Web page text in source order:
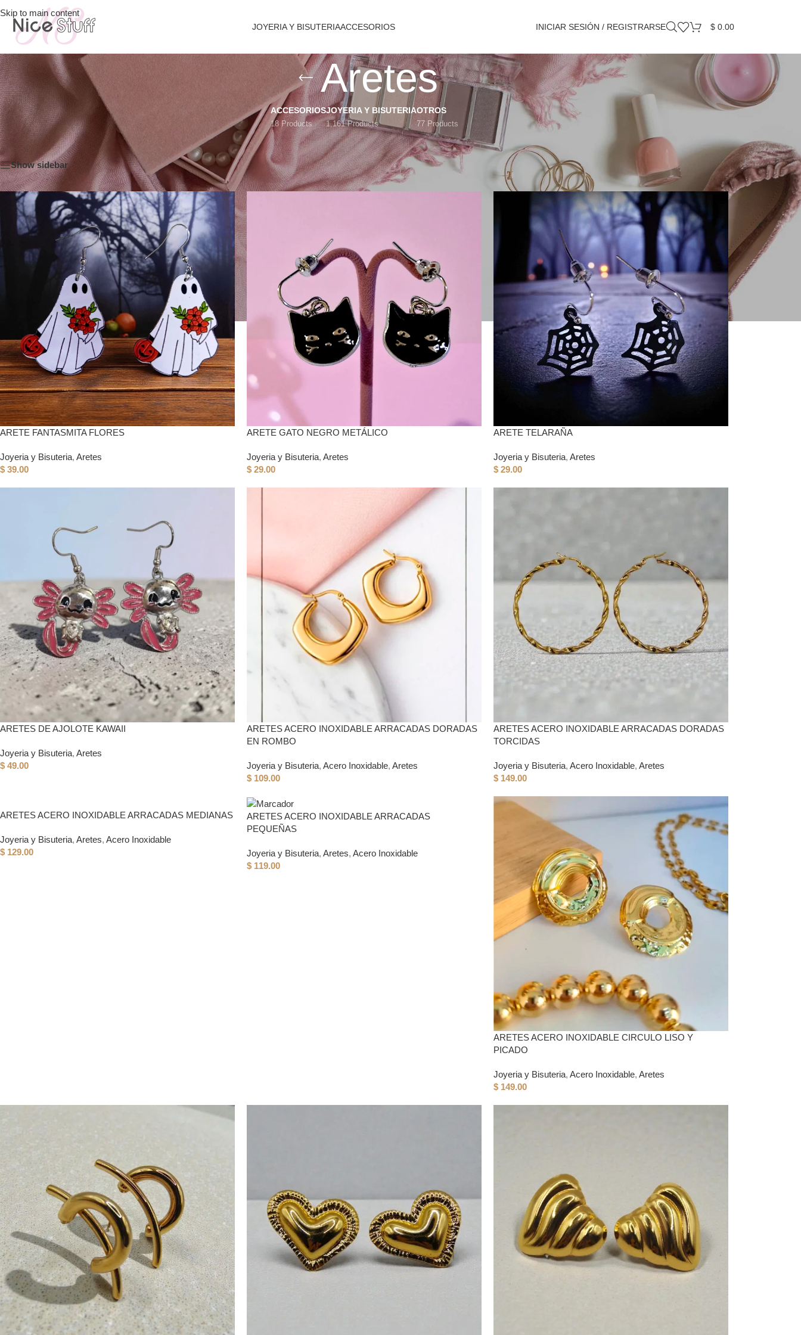
Skip to main content
JOYERIA Y BISUTERIAACCESORIOS INICIAR SESIÓN / REGISTRARSE $ 0.00
Aretes
ACCESORIOS
18 Products
JOYERIA Y BISUTERIA
1,161 Products
OTROS
77 Products
Inicio Joyeria y Bisuteria Aretes Mostrando 1–12 de 860 resultados
Show sidebar Mostrar 9 18 24
ARETE FANTASMITA FLORES
Joyeria y Bisuteria, Aretes
$ 39.00
ARETE GATO NEGRO METÁLICO
Joyeria y Bisuteria, Aretes
$ 29.00
ARETE TELARAÑA
Joyeria y Bisuteria, Aretes
$ 29.00
ARETES DE AJOLOTE KAWAII
Joyeria y Bisuteria, Aretes
$ 49.00
ARETES ACERO INOXIDABLE ARRACADAS DORADAS
EN ROMBO
Joyeria y Bisuteria, Acero Inoxidable, Aretes
$ 109.00
ARETES ACERO INOXIDABLE ARRACADAS DORADAS
TORCIDAS
Joyeria y Bisuteria, Acero Inoxidable, Aretes
$ 149.00
ARETES ACERO INOXIDABLE ARRACADAS MEDIANAS
Joyeria y Bisuteria, Aretes, Acero Inoxidable
$ 129.00
ARETES ACERO INOXIDABLE ARRACADAS
PEQUEÑAS
Joyeria y Bisuteria, Aretes, Acero Inoxidable
$ 119.00
ARETES ACERO INOXIDABLE CIRCULO LISO Y
PICADO
Joyeria y Bisuteria, Acero Inoxidable, Aretes
$ 149.00